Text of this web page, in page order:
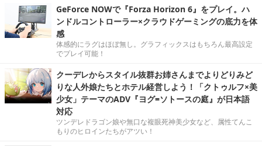
GeForce NOWで『Forza Horizon 6』をプレイ。ハ
ンドルコントローラー×クラウドゲーミングの底力を体
感
体感的にラグはほぼ無し。グラフィックスはもちろん最高設定
でプレイ可能！
クーデレからスタイル抜群お姉さんまでよりどりみど
りな人外娘たちとホテル経営しよう！「クトゥルフ×美
少女」テーマのADV『ヨグ=ソトースの庭』が日本語
対応
ツンデレドラゴン娘や無口な複眼死神美少女など、属性てんこ
もりのヒロインたちがアツい！